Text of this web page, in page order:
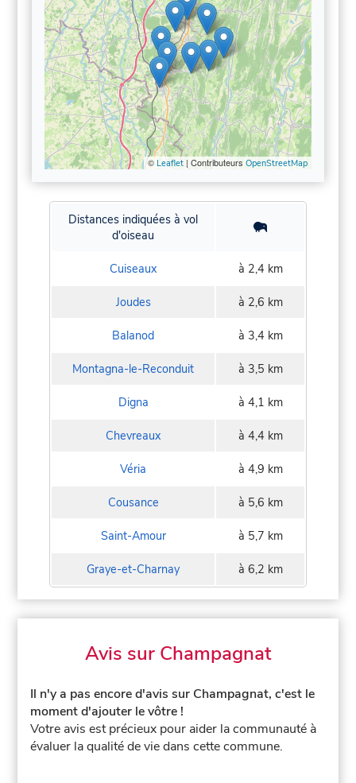
© Leaflet| Contributeurs OpenStreetMap
Distances indiquées à vol
d'oiseau
Cuiseaux à 2,4 km
Joudes à 2,6 km
Balanod à 3,4 km
Montagna-le-Reconduit à 3,5 km
Digna à 4,1 km
Chevreaux à 4,4 km
Véria à 4,9 km
Cousance à 5,6 km
Saint-Amour à 5,7 km
Graye-et-Charnay à 6,2 km
Avis sur Champagnat
Il n'y a pas encore d'avis sur Champagnat, c'est le
moment d'ajouter le vôtre !
Votre avis est précieux pour aider la communauté à
évaluer la qualité de vie dans cette commune.